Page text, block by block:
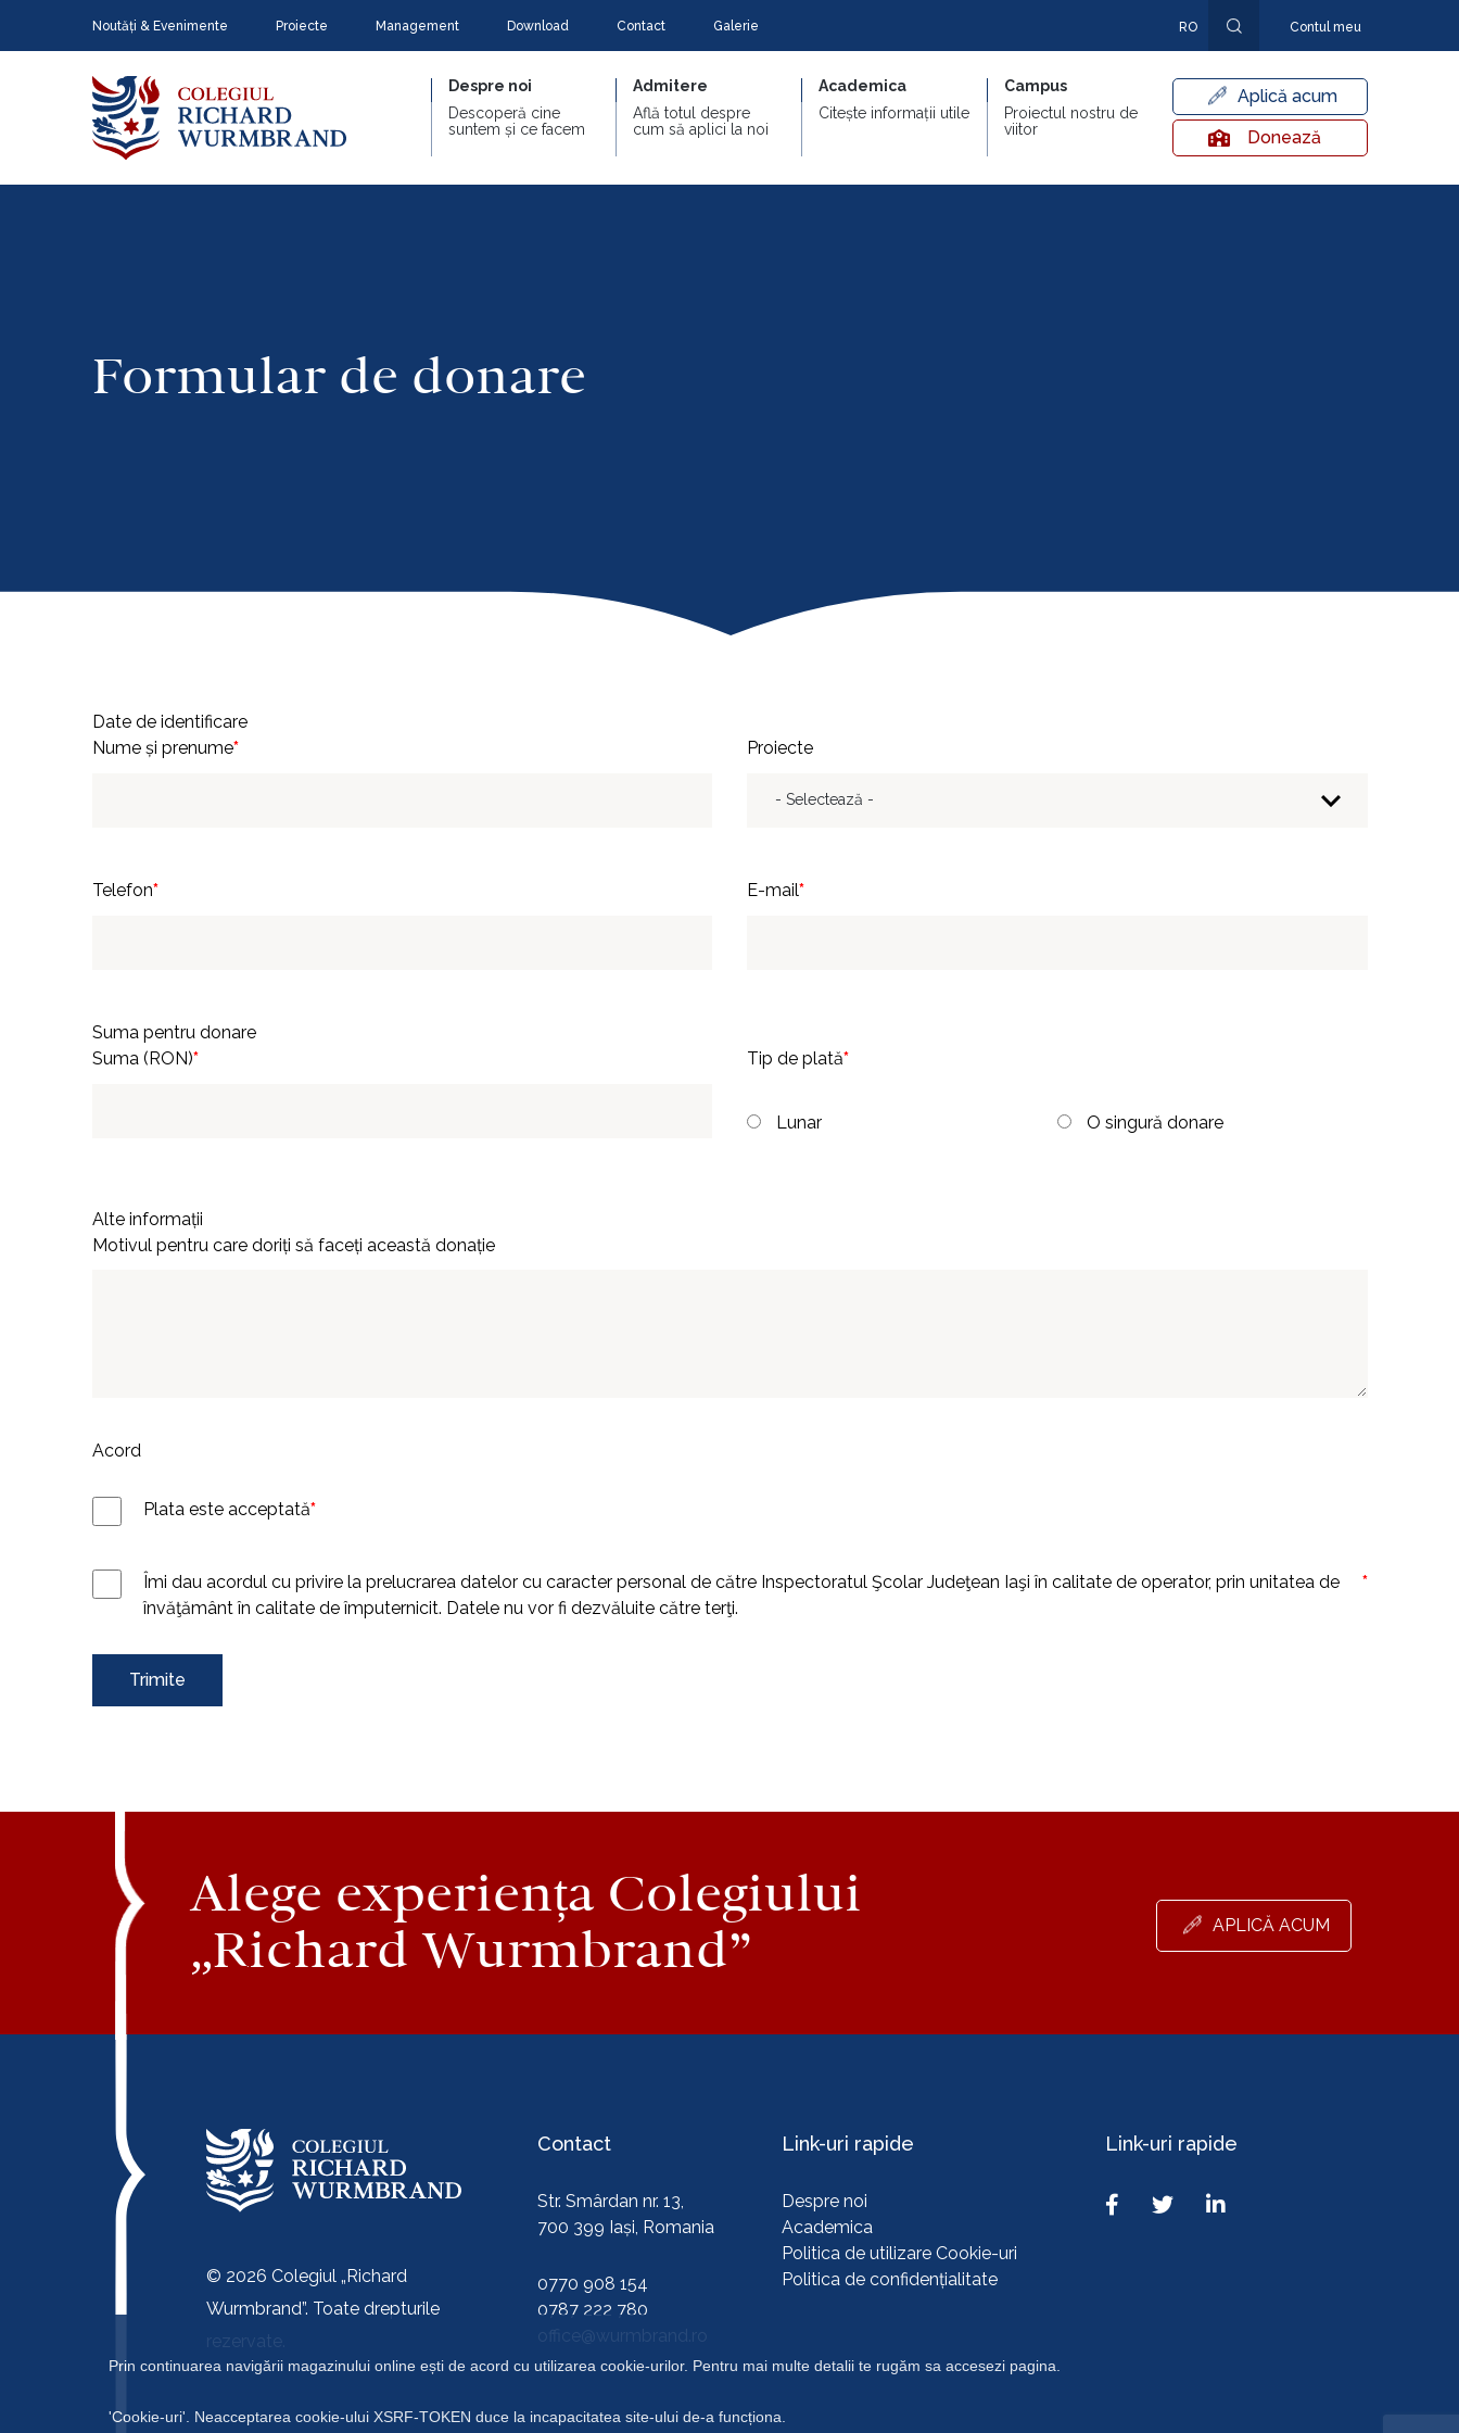
Noutăți & Evenimente Proiecte Management Download Contact Galerie RO Contul meu
Despre noi
Descoperă cine
suntem și ce facem
Admitere
Află totul despre
cum să aplici la noi
Academica
Citește informații utile
Campus
Proiectul nostru de
viitor
Aplică acum
Donează
Formular de donare
Date de identificare
Nume și prenume* Proiecte
Telefon* E-mail*
Suma pentru donare
Suma (RON)* Tip de plată*
Lunar O singură donare
Alte informații
Motivul pentru care doriți să faceți această donație
Acord
Plata este acceptată*
Îmi dau acordul cu privire la prelucrarea datelor cu caracter personal de către Inspectoratul Şcolar Judeţean Iaşi în calitate de operator, prin unitatea de
învăţământ în calitate de împuternicit. Datele nu vor fi dezvăluite către terţi.
*
Trimite
Trimite
Alege experiența Colegiului
„Richard Wurmbrand”
APLICĂ ACUM
© 2026 Colegiul „Richard
Wurmbrand”. Toate drepturile
rezervate.
Contact
Str. Smârdan nr. 13,
700 399 Iași, Romania
0770 908 154
0787 222 780
office@wurmbrand.ro
Link-uri rapide
Despre noi
Academica
Politica de utilizare Cookie-uri
Politica de confidențialitate
Link-uri rapide
Prin continuarea navigării magazinului online ești de acord cu utilizarea cookie-urilor. Pentru mai multe detalii te rugăm sa accesezi pagina.
'Cookie-uri'. Neacceptarea cookie-ului XSRF-TOKEN duce la incapacitatea site-ului de-a funcționa.